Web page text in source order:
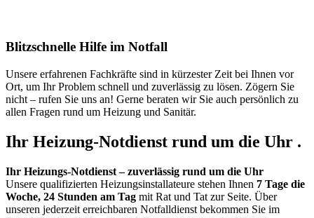
Blitzschnelle Hilfe im Notfall
Unsere erfahrenen Fachkräfte sind in kürzester Zeit bei Ihnen vor
Ort, um Ihr Problem schnell und zuverlässig zu lösen. Zögern Sie
nicht – rufen Sie uns an! Gerne beraten wir Sie auch persönlich zu
allen Fragen rund um Heizung und Sanitär.
Ihr Heizung-Notdienst rund um die Uhr .
Ihr Heizungs-Notdienst – zuverlässig rund um die Uhr
Unsere qualifizierten Heizungsinstallateure stehen Ihnen 7 Tage die
Woche, 24 Stunden am Tag mit Rat und Tat zur Seite. Über
unseren jederzeit erreichbaren Notfalldienst bekommen Sie im